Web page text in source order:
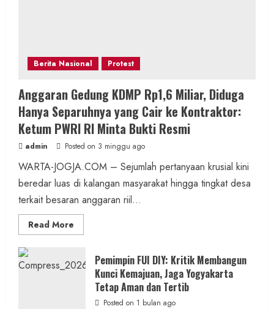
Berita Nasional Protest
Anggaran Gedung KDMP Rp1,6 Miliar, Diduga
Hanya Separuhnya yang Cair ke Kontraktor:
Ketum PWRI RI Minta Bukti Resmi
admin Posted on 3 minggu ago
WARTA-JOGJA.COM – Sejumlah pertanyaan krusial kini
beredar luas di kalangan masyarakat hingga tingkat desa
terkait besaran anggaran riil...
Read More
more
Gedung
KDMP
Rp1,6
Miliar,
Diduga
Hanya
Pemimpin FUI DIY: Kritik Membangun
Kunci Kemajuan, Jaga Yogyakarta
Tetap Aman dan Tertib
Posted on 1 bulan ago